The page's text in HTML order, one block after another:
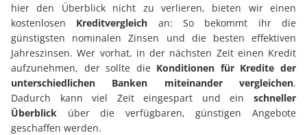
hier den Überblick nicht zu verlieren, bieten wir einen
kostenlosen Kreditvergleich an: So bekommt ihr die
günstigsten nominalen Zinsen und die besten effektiven
Jahreszinsen. Wer vorhat, in der nächsten Zeit einen Kredit
aufzunehmen, der sollte die Konditionen für Kredite der
unterschiedlichen Banken miteinander vergleichen.
Dadurch kann viel Zeit eingespart und ein schneller
Überblick über die verfügbaren, günstigen Angebote
geschaffen werden.